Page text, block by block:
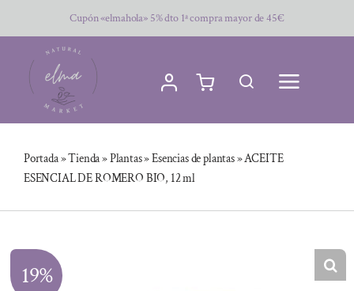
al
contenido
Cupón «elmahola» 5% dto 1ª compra mayor de 45€
Portada»Tienda»Plantas»Esencias de plantas»ACEITE
ESENCIAL DE ROMERO BIO, 12 ml
19%